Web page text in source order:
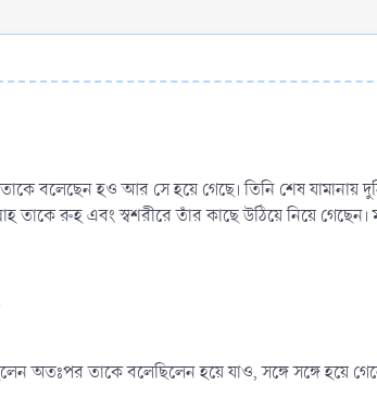
বলেছেন হও আর সে হয়ে গেছে। তিনি শেষ যামানায়
তাকে রুহ এবং স্বশরীরে তাঁর কাছে উঠিয়ে নিয়ে
অতঃপর তাকে বলেছিলেন হয়ে যাও, সঙ্গে সঙ্গে হয়ে